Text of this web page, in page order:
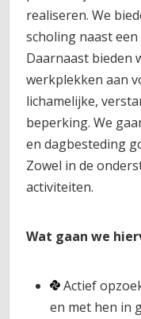
realiseren. We
scholing naast een
Daarnaast bieden
werkplekken aan
lichamelijke,
beperking. We
en dagbesteding
Zowel in de
activiteiten.
Wat gaan we
Actief
en met hen in